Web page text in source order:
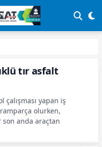
tır asfalt
çalışması yapan iş
olurken,
son anda araçtan